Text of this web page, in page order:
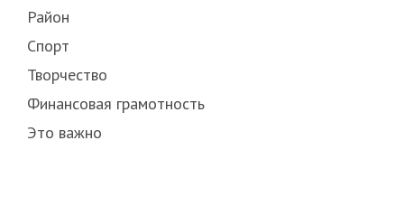
Район
Спорт
Творчество
Финансовая грамотность
Это важно